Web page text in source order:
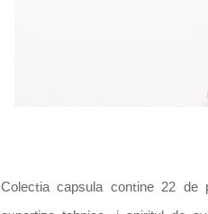
Colectia capsula contine 22 de